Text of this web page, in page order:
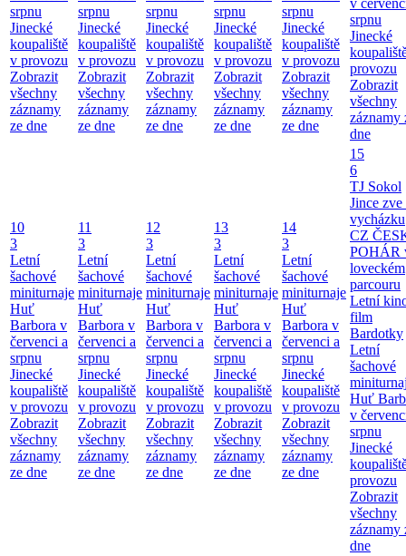
srpnu
Jinecké
koupaliště
v provozu
Zobrazit
všechny
záznamy
ze dne
srpnu
Jinecké
koupaliště
v provozu
Zobrazit
všechny
záznamy
ze dne
srpnu
Jinecké
koupaliště
v provozu
Zobrazit
všechny
záznamy
ze dne
srpnu
Jinecké
koupaliště
v provozu
Zobrazit
všechny
záznamy
ze dne
srpnu
Jinecké
koupaliště
v provozu
Zobrazit
všechny
záznamy
ze dne
srpnu
Jinecké
provozu
Zobrazit
všechny
záznamy
dne
10
3
Letní
šachové
miniturnaje
Huť
Barbora v
červenci a
srpnu
Jinecké
koupaliště
v provozu
Zobrazit
všechny
záznamy
ze dne
11
3
Letní
šachové
miniturnaje
Huť
Barbora v
červenci a
srpnu
Jinecké
koupaliště
v provozu
Zobrazit
všechny
záznamy
ze dne
12
3
Letní
šachové
miniturnaje
Huť
Barbora v
červenci a
srpnu
Jinecké
koupaliště
v provozu
Zobrazit
všechny
záznamy
ze dne
13
3
Letní
šachové
miniturnaje
Huť
Barbora v
červenci a
srpnu
Jinecké
koupaliště
v provozu
Zobrazit
všechny
záznamy
ze dne
14
3
Letní
šachové
miniturnaje
Huť
Barbora v
červenci a
srpnu
Jinecké
koupaliště
v provozu
Zobrazit
všechny
záznamy
ze dne
15
6
TJ Sokol
Jince zve
vycházku
CZ
POHÁR
loveckém
parcouru
Letní
film
Bardotky
Letní
šachové
Huť
v
srpnu
Jinecké
provozu
Zobrazit
všechny
záznamy
dne